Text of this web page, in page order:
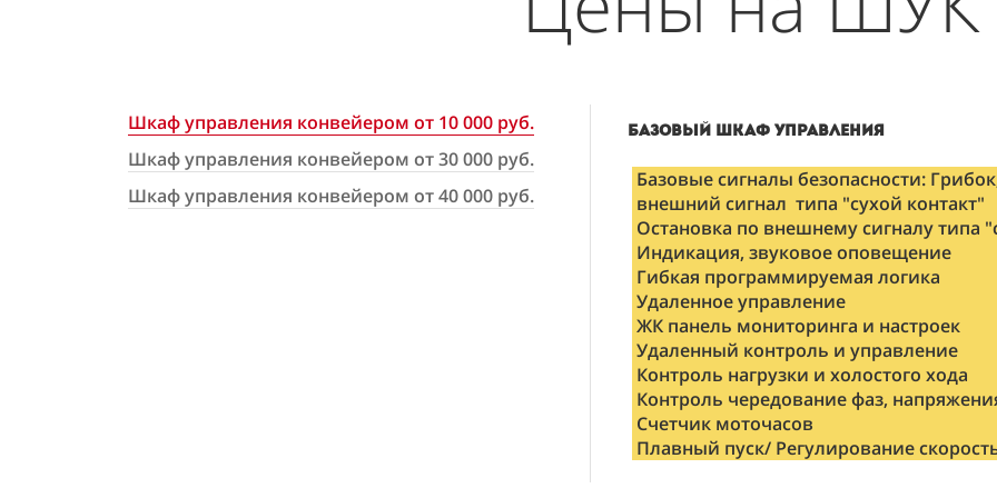
Шкаф управления конвейером от 10 000 руб.
Шкаф управления конвейером от 30 000 руб.
Шкаф управления конвейером от 40 000 руб.
Базовый шкаф управления
Базовые сигналы безопасности:
внешний сигнал типа "сухой контакт"
Остановка по внешнему сигналу типа
Индикация, звуковое оповещение
Гибкая программируемая логика
Удаленное управление
ЖК панель мониторинга и настроек
Удаленный контроль и управление
Контроль нагрузки и холостого хода
Контроль чередование фаз,
Счетчик моточасов
Плавный пуск/ Регулирование
Шкаф с контроллером
Базовые сигналы безопасности:
внешний сигнал типа "сухой контакт"
Остановка по внешнему сигналу типа
Индикация, звуковое оповещение
Гибкая программируемая логика
Удаленное управление
ЖК панель мониторинга и настроек
Удаленный контроль и управление
Контроль нагрузки и холостого хода
Контроль чередование фаз,
Счетчик моточасов
Плавный пуск/ Регулирование
Шкаф с контроллером и
Базовые сигналы безопасности:
внешний сигнал типа "сухой контакт"
Остановка по внешнему сигналу типа
Индикация, звуковое оповещение
Гибкая программируемая логика
Удаленное управление
ЖК панель мониторинга и настроек
Удаленный контроль и управление
Контроль нагрузки и холостого хода
Контроль чередование фаз,
Счетчик моточасов
Плавный пуск/ Регулирование